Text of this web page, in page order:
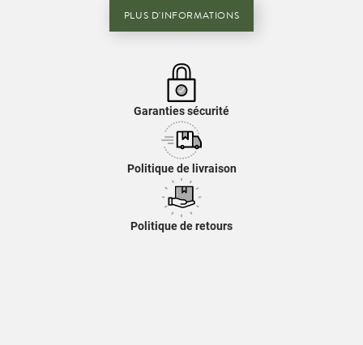
PLUS D'INFORMATIONS
Garanties sécurité
Politique de livraison
Politique de retours